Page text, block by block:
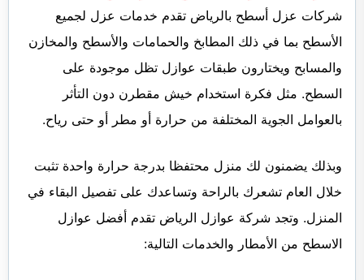
شركات عزل أسطح بالرياض تقدم خدمات عزل لجميع
الأسطح بما في ذلك المطابخ والحمامات والأسطح والمخازن
والمسابح ويختارون طبقات عوازل تظل موجودة على
السطح. مثل فكرة استخدام خيش مقطرن دون التأثر
بالعوامل الجوية المختلفة من حرارة أو مطر أو حتى رياح.
وبذلك يضمنون لك منزل محتفظا بدرجة حرارة واحدة تثبت
خلال العام تشعرك بالراحة وتساعدك على تفصيل البقاء في
المنزل. وتجد شركة عوازل الرياض تقدم أفضل عوازل
الاسطح من الأمطار والخدمات التالية: